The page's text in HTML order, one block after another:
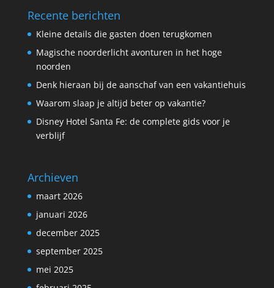
Recente berichten
Kleine details die gasten doen terugkomen
Magische noorderlicht avonturen in het hoge
noorden
Denk hieraan bij de aanschaf van een vakantiehuis
Waarom slaap je altijd beter op vakantie?
Disney Hotel Santa Fe: de complete gids voor je
verblijf
Archieven
maart 2026
januari 2026
december 2025
september 2025
mei 2025